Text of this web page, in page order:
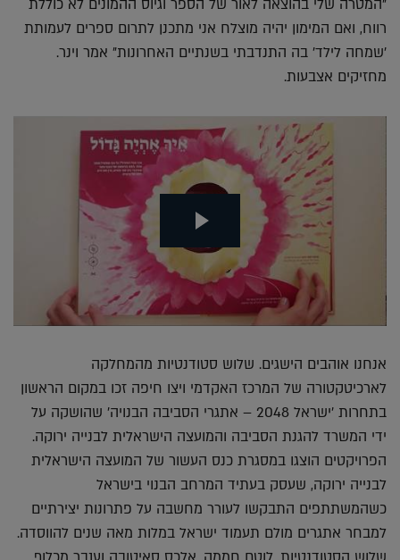
"המטרה שלי בהוצאה לאור של הספר וגיוס ההמונים לא כוללת
רווח, ואם המימון יהיה מוצלח אני מתכנן לתרום ספרים לעמותת
'שמחה לילד' בה התנדבתי בשנתיים האחרונות" אמר וינר.
מחזיקים אצבעות.
אנחנו אוהבים הישגים. שלוש סטודנטיות מהמחלקה
לארכיטקטורה של המרכז האקדמי ויצו חיפה זכו במקום הראשון
בתחרות 'ישראל 2048 – אתגרי הסביבה הבנויה' שהושקה על
ידי המשרד להגנת הסביבה והמועצה הישראלית לבנייה ירוקה.
הפרויקטים הוצגו במסגרת כנס העשור של המועצה הישראלית
לבנייה ירוקה, שעסק בעתיד המרחב הבנוי בישראל
כשהמשתתפים התבקשו לעורר מחשבה על פתרונות יצירתיים
למבחר אתגרים מולם תעמוד ישראל במלות מאה שנים להווסדה.